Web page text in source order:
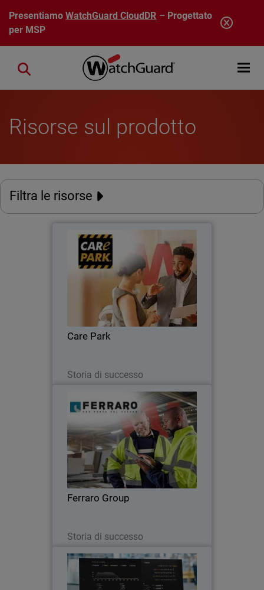
Salta al contenuto principale
PresentiamoWatchGuard CloudDR – Progettato
per MSP
Open
Close search
Risorse sul prodotto
Filtra le risorse
Care Park
Storia di successo
Care Park ha ridotto i costi del 35%,
migliorato l'integrazione della sicurezza
e ampliato la copertura su rete,
dispositivi e server.
Ferraro Group
Storia di successo
Ferraro Group
Grazie a SNAP e alle soluzioni
WatchGuard, Ferraro Group ha una
sicurezza elevata, monitorata e
semplice da gestire.
Thumbnail
Perché MDR è il tuo
investimento di sicurezza più
intelligente